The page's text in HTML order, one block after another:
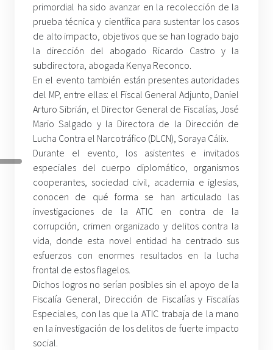
primordial ha sido avanzar en la recolección de la
prueba técnica y científica para sustentar los casos
de alto impacto, objetivos que se han logrado bajo
la dirección del abogado Ricardo Castro y la
subdirectora, abogada Kenya Reconco.
En el evento también están presentes autoridades
del MP, entre ellas: el Fiscal General Adjunto, Daniel
Arturo Sibrián, el Director General de Fiscalías, José
Mario Salgado y la Directora de la Dirección de
Lucha Contra el Narcotráfico (DLCN), Soraya Cálix.
Durante el evento, los asistentes e invitados
especiales del cuerpo diplomático, organismos
cooperantes, sociedad civil, academia e iglesias,
conocen de qué forma se han articulado las
investigaciones de la ATIC en contra de la
corrupción, crimen organizado y delitos contra la
vida, donde esta novel entidad ha centrado sus
esfuerzos con enormes resultados en la lucha
frontal de estos flagelos.
Dichos logros no serían posibles sin el apoyo de la
Fiscalía General, Dirección de Fiscalías y Fiscalías
Especiales, con las que la ATIC trabaja de la mano
en la investigación de los delitos de fuerte impacto
social.